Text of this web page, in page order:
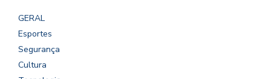
GERAL
Esportes
Segurança
Cultura